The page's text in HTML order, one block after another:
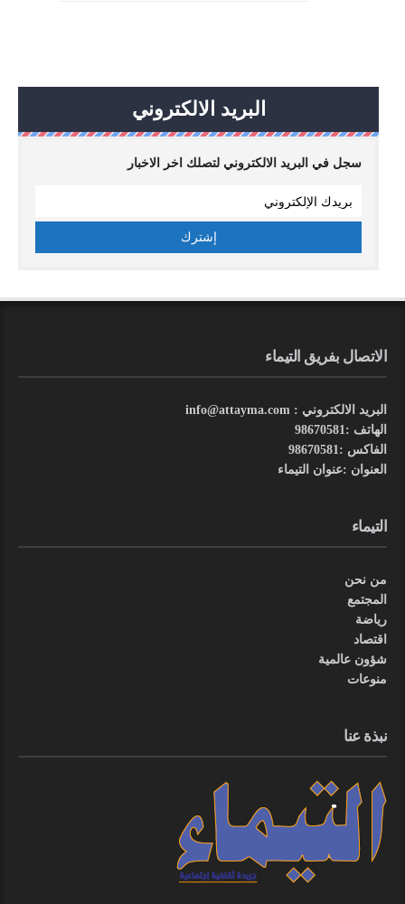
البريد الالكتروني
سجل في البريد الالكتروني لتصلك اخر الاخبار
الاتصال بفريق التيماء
البريد الالكتروني : info@attayma.com
الهاتف :98670581
الفاكس :98670581
العنوان :عنوان التيماء
التيماء
من نحن
المجتمع
رياضة
اقتصاد
شؤون عالمية
منوعات
نبذة عنا